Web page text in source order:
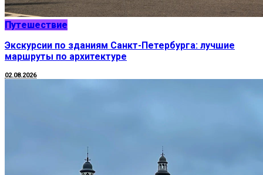
Путешествие
Экскурсии по зданиям Санкт-Петербурга: лучшие
маршруты по архитектуре
02.08.2026